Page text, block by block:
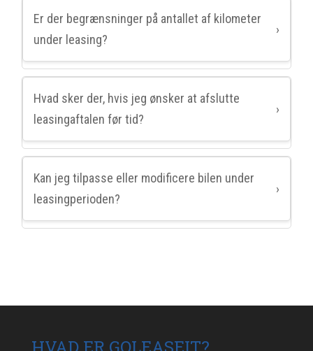
Er der begrænsninger på antallet af kilometer
under leasing?
›
Hvad sker der, hvis jeg ønsker at afslutte
leasingaftalen før tid?
›
Kan jeg tilpasse eller modificere bilen under
leasingperioden?
›